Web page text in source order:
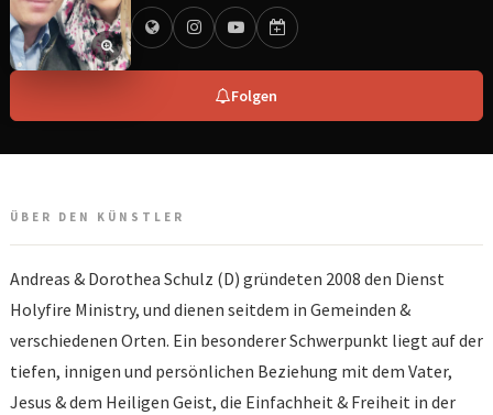
Folgen
ÜBER DEN KÜNSTLER
Andreas & Dorothea Schulz (D) gründeten 2008 den Dienst
Holyfire Ministry, und dienen seitdem in Gemeinden &
verschiedenen Orten. Ein besonderer Schwerpunkt liegt auf der
tiefen, innigen und persönlichen Beziehung mit dem Vater,
Jesus & dem Heiligen Geist, die Einfachheit & Freiheit in der